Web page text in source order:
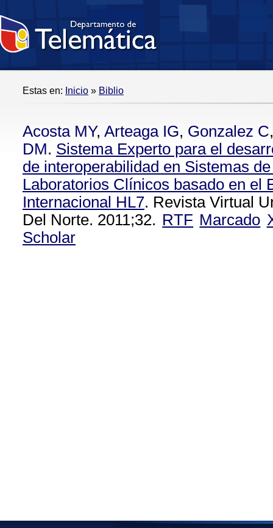
Estas en: Inicio » Biblio
Acosta MY, Arteaga IG, Gonzalez C
DM. Sistema Experto para el
de interoperabilidad en Sistemas
Laboratorios Clínicos basado en el
Internacional HL7. Revista Virtual
Del Norte. 2011;32. RTF Marcado
Scholar